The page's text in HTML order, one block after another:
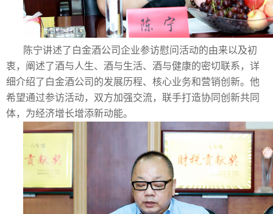
陈宁讲述了白金酒公司企业参访慰问活动的由来以及初
衷，阐述了酒与人生、酒与生活、酒与健康的密切联系，详
细介绍了白金酒公司的发展历程、核心业务和营销创新。他
希望通过参访活动，双方加强交流，联手打造协同创新共同
体，为经济增长增添新动能。